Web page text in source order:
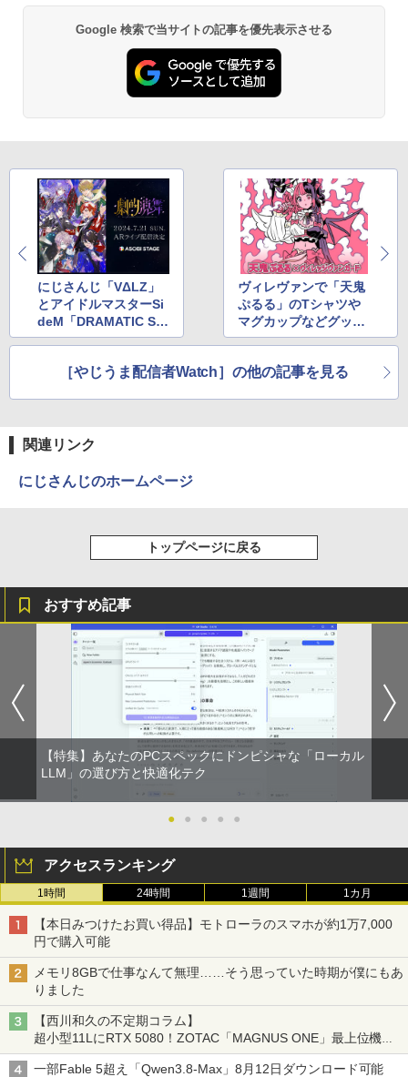
Google 検索で当サイトの記事を優先表示させる
にじさんじ「VΔLZ」
とアイドルマスターSi
deM「DRAMATIC ST
ARS」のコラボライブ
ヴィレヴァンで「天鬼
ぷるる」のTシャツや
マグカップなどグッズ
発売
［やじうま配信者Watch］の他の記事を見る
関連リンク
にじさんじのホームページ
トップページに戻る
おすすめ記事
【特集】あなたのPCスペックにドンピシャな「ローカル
LLM」の選び方と快適化テク
● ● ● ● ●
アクセスランキング
1時間 24時間 1週間 1カ月
【本日みつけたお買い得品】モトローラのスマホが約1万7,000
円で購入可能
メモリ8GBで仕事なんて無理……そう思っていた時期が僕にもあ
りました
【西川和久の不定期コラム】
超小型11LにRTX 5080！ZOTAC「MAGNUS ONE」最上位機の
実力を探る
一部Fable 5超え「Qwen3.8-Max」8月12日ダウンロード可能